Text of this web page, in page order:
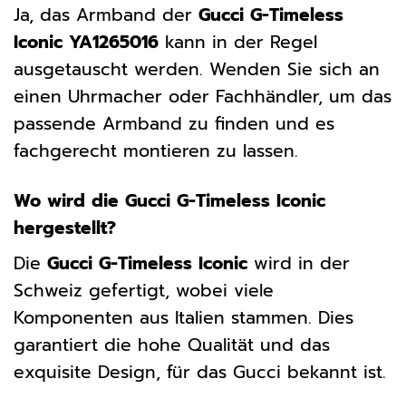
Ja, das Armband der Gucci G-Timeless
Iconic YA1265016 kann in der Regel
ausgetauscht werden. Wenden Sie sich an
einen Uhrmacher oder Fachhändler, um das
passende Armband zu finden und es
fachgerecht montieren zu lassen.
Wo wird die Gucci G-Timeless Iconic
hergestellt?
Die Gucci G-Timeless Iconic wird in der
Schweiz gefertigt, wobei viele
Komponenten aus Italien stammen. Dies
garantiert die hohe Qualität und das
exquisite Design, für das Gucci bekannt ist.